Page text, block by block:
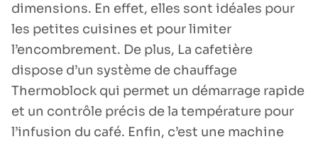
dimensions. En effet, elles sont idéales pour
les petites cuisines et pour limiter
l’encombrement. De plus, La cafetière
dispose d’un système de chauffage
Thermoblock qui permet un démarrage rapide
et un contrôle précis de la température pour
l’infusion du café. Enfin, c’est une machine